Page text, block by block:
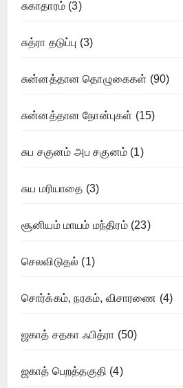
சுகாதாரம் (3)
சுத்ரா தடுப்பு (3)
சுன்னத்தான தொழுகைகள் (90)
சுன்னத்தான நோன்புகள் (15)
சுப சகுனம் அப சகுனம் (1)
சுய மரியாதை (3)
சூனியம் மாயம் மந்திரம்(23)
செலவிடுதல் (1)
சொர்க்கம், நரகம், விசாரணை (4)
ஜகாத் சதகா ஃபித்ரா (50)
ஜகாத் பெறத்தகுதி (4)